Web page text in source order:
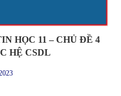
HỌC 11 – CHỦ ĐỀ 4
HỆ CSDL